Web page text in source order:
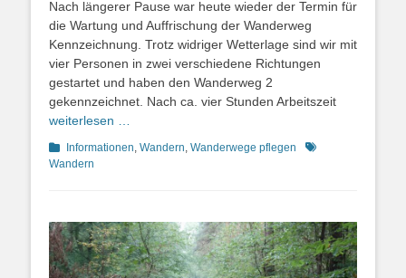
Nach längerer Pause war heute wieder der Termin für
die Wartung und Auffrischung der Wanderweg
Kennzeichnung. Trotz widriger Wetterlage sind wir mit
vier Personen in zwei verschiedene Richtungen
gestartet und haben den Wanderweg 2
gekennzeichnet. Nach ca. vier Stunden Arbeitszeit
weiterlesen …
Kategorien
Informationen, Wandern, Wanderwege pflegen
Schlagworte
Wandern